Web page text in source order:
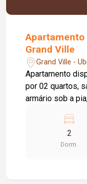
Grand Ville
Grand Ville -
Apartamento
por 02 quartos,
armário sob a
conta com
praticidade no dia a dia. O
uma excelente
2
Dorm.